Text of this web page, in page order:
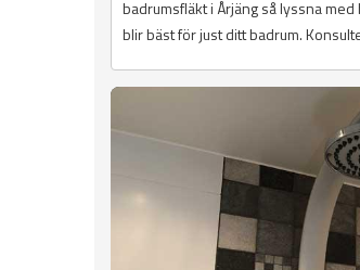
badrumsfläkt i Årjäng så lyssna
blir bäst för just ditt badrum.